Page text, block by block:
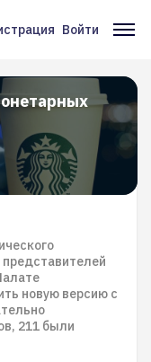
Войти
новую версию с
211 были